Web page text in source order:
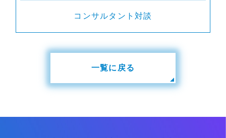
コンサルタント対談
一覧に戻る